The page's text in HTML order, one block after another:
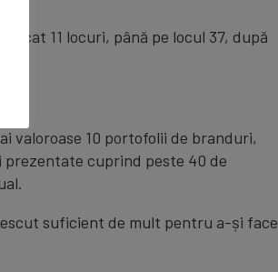
a urcat 11 locuri, până pe locul 37, după
valoroase 10 portofolii de branduri,
prezentate cuprind peste 40 de
suficient de mult pentru a-și face